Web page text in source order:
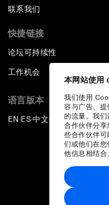
本网站使用
我们使用
容与广告、提
的流量。我
合作伙伴分
些合作伙伴
们或他们在
他信息相结合
联系我们
快捷链接
论坛可持续性
工作机会
语言版本
EN ▪ ES▪中文▪ 日本語